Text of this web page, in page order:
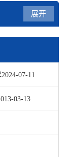
展开
2024-07-11
03-13